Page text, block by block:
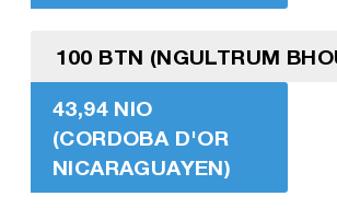
100 BTN (NGULTRUM
43,94 NIO
(CORDOBA D'OR
NICARAGUAYEN)